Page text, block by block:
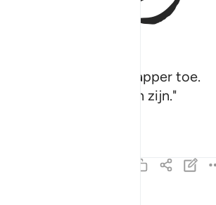
en de Boodschapper toe.
als jullie gelovigen zijn."